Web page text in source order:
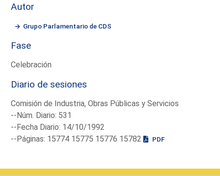
Autor
Grupo Parlamentario de CDS
Fase
Celebración
Diario de sesiones
Comisión de Industria, Obras Públicas y Servicios
--Núm. Diario: 531
--Fecha Diario: 14/10/1992
--Páginas: 15774 15775 15776 15782
PDF